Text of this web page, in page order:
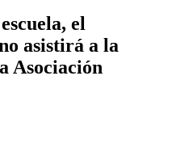
el
asistirá a la
Asociación